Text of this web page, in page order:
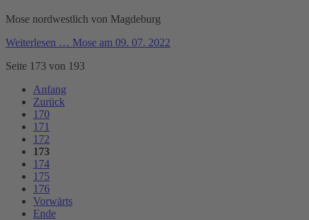
Mose nordwestlich von Magdeburg
Weiterlesen … Mose am 09. 07. 2022
Seite 173 von 193
Anfang
Zurück
170
171
172
173
174
175
176
Vorwärts
Ende